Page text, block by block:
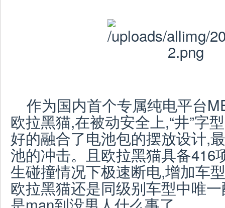
作为国内首个专属纯电平台
欧拉黑猫,在被动安全上,“井”字
好的融合了电池包的摆放设计,
池的冲击。且欧拉黑猫具备416
生碰撞情况下极速断电,增加车
欧拉黑猫还是同级别车型中唯